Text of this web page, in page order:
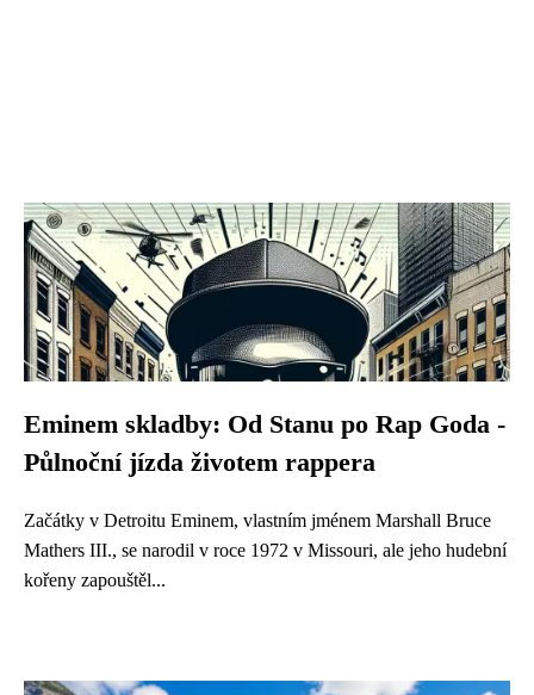
Eminem skladby: Od Stanu po Rap Goda -
Půlnoční jízda životem rappera
Začátky v Detroitu Eminem, vlastním jménem Marshall Bruce
Mathers III., se narodil v roce 1972 v Missouri, ale jeho hudební
kořeny zapouštěl...